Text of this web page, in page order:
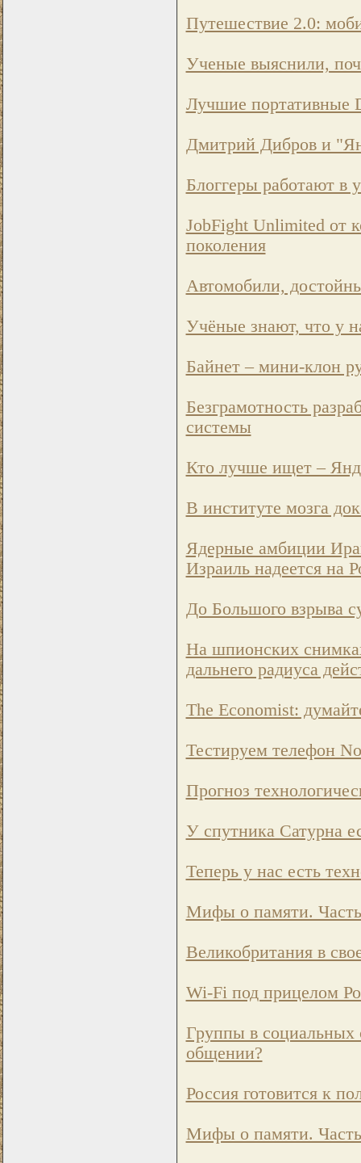
Путешествие 2.0:
Ученые выяснили,
Лучшие портативные
Дмитрий Дибров и
Блоггеры работают в
JobFight Unlimited от
поколения
Автомобили,
Учёные знают, что у
Байнет – мини-клон
Безграмотность
системы
Кто лучше ищет –
В институте мозга
Ядерные амбиции
Израиль надеется на
До Большого взрыва
На шпионских
дальнего радиуса
The Economist:
Тестируем телефон
Прогноз
У спутника Сатурна
Теперь у нас есть
Мифы о памяти.
Великобритания в
Wi-Fi под прицелом
Группы в социальных
общении?
Россия готовится к
Мифы о памяти.